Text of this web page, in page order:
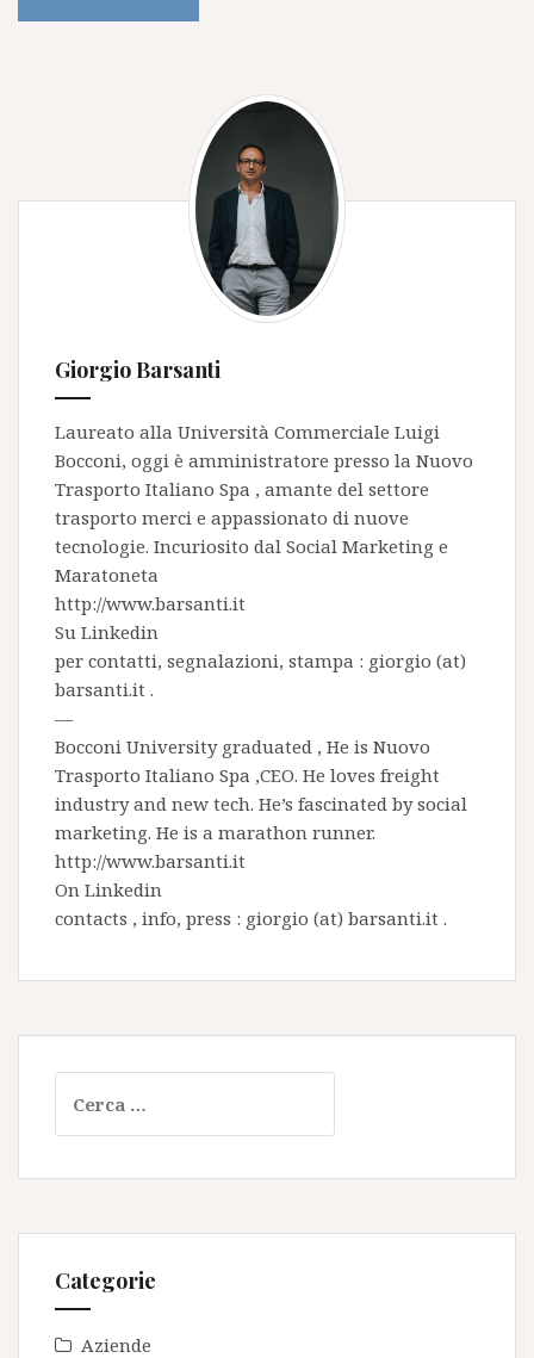
Giorgio Barsanti
Laureato alla Università Commerciale Luigi
Bocconi, oggi è amministratore presso la Nuovo
Trasporto Italiano Spa , amante del settore
trasporto merci e appassionato di nuove
tecnologie. Incuriosito dal Social Marketing e
Maratoneta
http://www.barsanti.it
Su Linkedin
per contatti, segnalazioni, stampa : giorgio (at)
barsanti.it .
—
Bocconi University graduated , He is Nuovo
Trasporto Italiano Spa ,CEO. He loves freight
industry and new tech. He’s fascinated by social
marketing. He is a marathon runner.
http://www.barsanti.it
On Linkedin
contacts , info, press : giorgio (at) barsanti.it .
per:
Categorie
Aziende